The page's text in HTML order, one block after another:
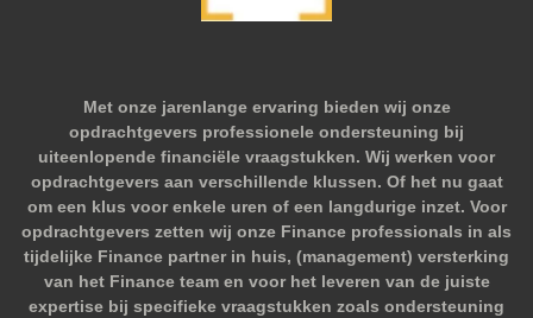
Met onze jarenlange ervaring bieden wij onze
opdrachtgevers professionele ondersteuning bij
uiteenlopende financiële vraagstukken. Wij werken voor
opdrachtgevers aan verschillende klussen. Of het nu gaat
om een klus voor enkele uren of een langdurige inzet. Voor
opdrachtgevers zetten wij onze Finance professionals in als
tijdelijke Finance partner in huis, (management) versterking
van het Finance team en voor het leveren van de juiste
expertise bij specifieke vraagstukken zoals ondersteuning